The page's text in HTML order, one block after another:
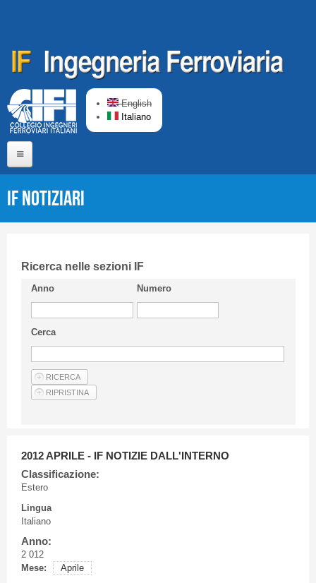
English
Italiano
CIFI in breve
Linee Guida
Privacy Policy
Articoli
IF Notiziari
Ricerca nelle sezioni IF
Anno Numero
Cerca
2012 APRILE - IF NOTIZIE DALL'INTERNO
Classificazione:
Estero
Lingua
Italiano
Anno:
2 012
Mese:
Aprile